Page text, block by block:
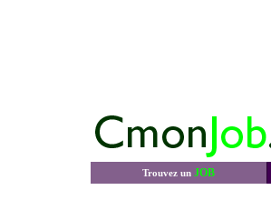
Trouvez un JOB